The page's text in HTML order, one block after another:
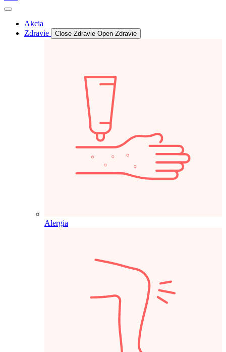
Akcia
Zdravie
Close Zdravie Open Zdravie
Alergia